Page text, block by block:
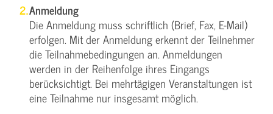
Anmeldung
Die Anmeldung muss schriftlich (Brief, Fax, E-Mail)
erfolgen. Mit der Anmeldung erkennt der Teilnehmer
die Teilnahmebedingungen an. Anmeldungen
werden in der Reihenfolge ihres Eingangs
berücksichtigt. Bei mehrtägigen Veranstaltungen ist
eine Teilnahme nur insgesamt möglich.